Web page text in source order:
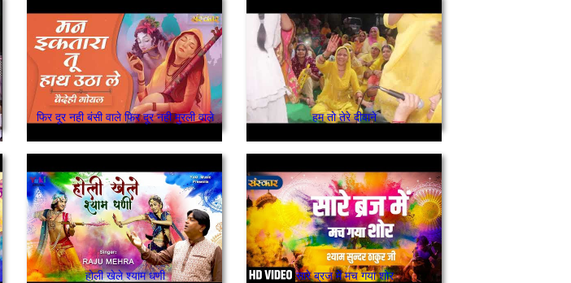
फिर दूर नही बंसी वाले फिर दूर नही मुरली वाले हम तो तेरे दीवाने
होली खेले श्याम धणी सारे ब्रज में मच गया शोर